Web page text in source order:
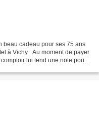
beau cadeau pour ses 75 ans
à Vichy . Au moment de payer
lui tend une note pour